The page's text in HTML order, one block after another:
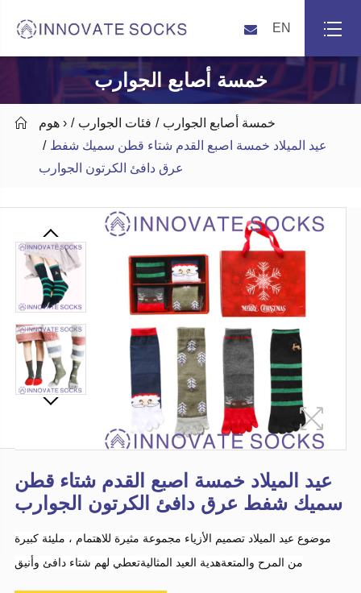
EN
خمسة أصابع الجوارب
 هوم › فئات الجوارب
خمسة أصابع الجوارب
عيد الميلاد خمسة اصبع القدم شتاء قطن سميك شفط
عرق دافئ الكرتون الجوارب
عيد الميلاد خمسة اصبع القدم شتاء قطن
سميك شفط عرق دافئ الكرتون الجوارب
موضوع عيد الميلاد تصميم الأزياء مجموعة مثيرة للاهتمام ، مليئة كبيرة
من المرح والمتعةهدية العيد المثاليةتعطي لهم شتاء دافئ وأنيق